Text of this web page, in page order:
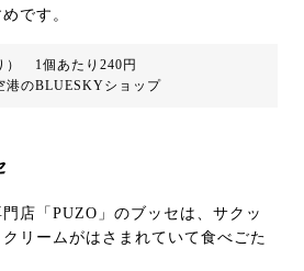
です。
） 1個あたり240円
港のBLUESKYショップ
店「PUZO」のブッセは、サクッ
リームがはさまれていて食べごた